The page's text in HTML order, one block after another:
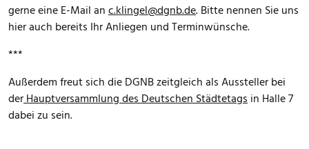
gerne eine E-Mail anc.klingel@dgnb.de. Bitte nennen Sie uns
hier auch bereits Ihr Anliegen und Terminwünsche.
***
Außerdem freut sich die DGNB zeitgleich als Aussteller bei
derHauptversammlung des Deutschen Städtetagsin Halle 7
dabei zu sein.